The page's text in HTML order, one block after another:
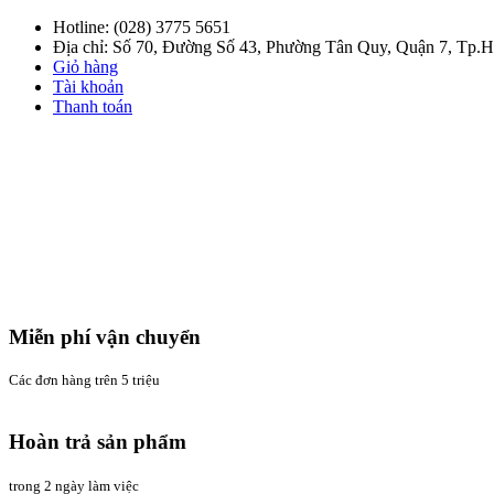
Hotline: (028) 3775 5651
Địa chỉ: Số 70, Đường Số 43, Phường Tân Quy, Quận 7,
Giỏ hàng
Tài khoản
Thanh toán
Miễn phí vận chuyển
Các đơn hàng trên 5 triệu
Hoàn trả sản phẩm
trong 2 ngày làm việc